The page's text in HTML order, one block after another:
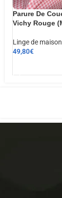
Parure De
Vichy Rouge
Linge de maison
49,80€